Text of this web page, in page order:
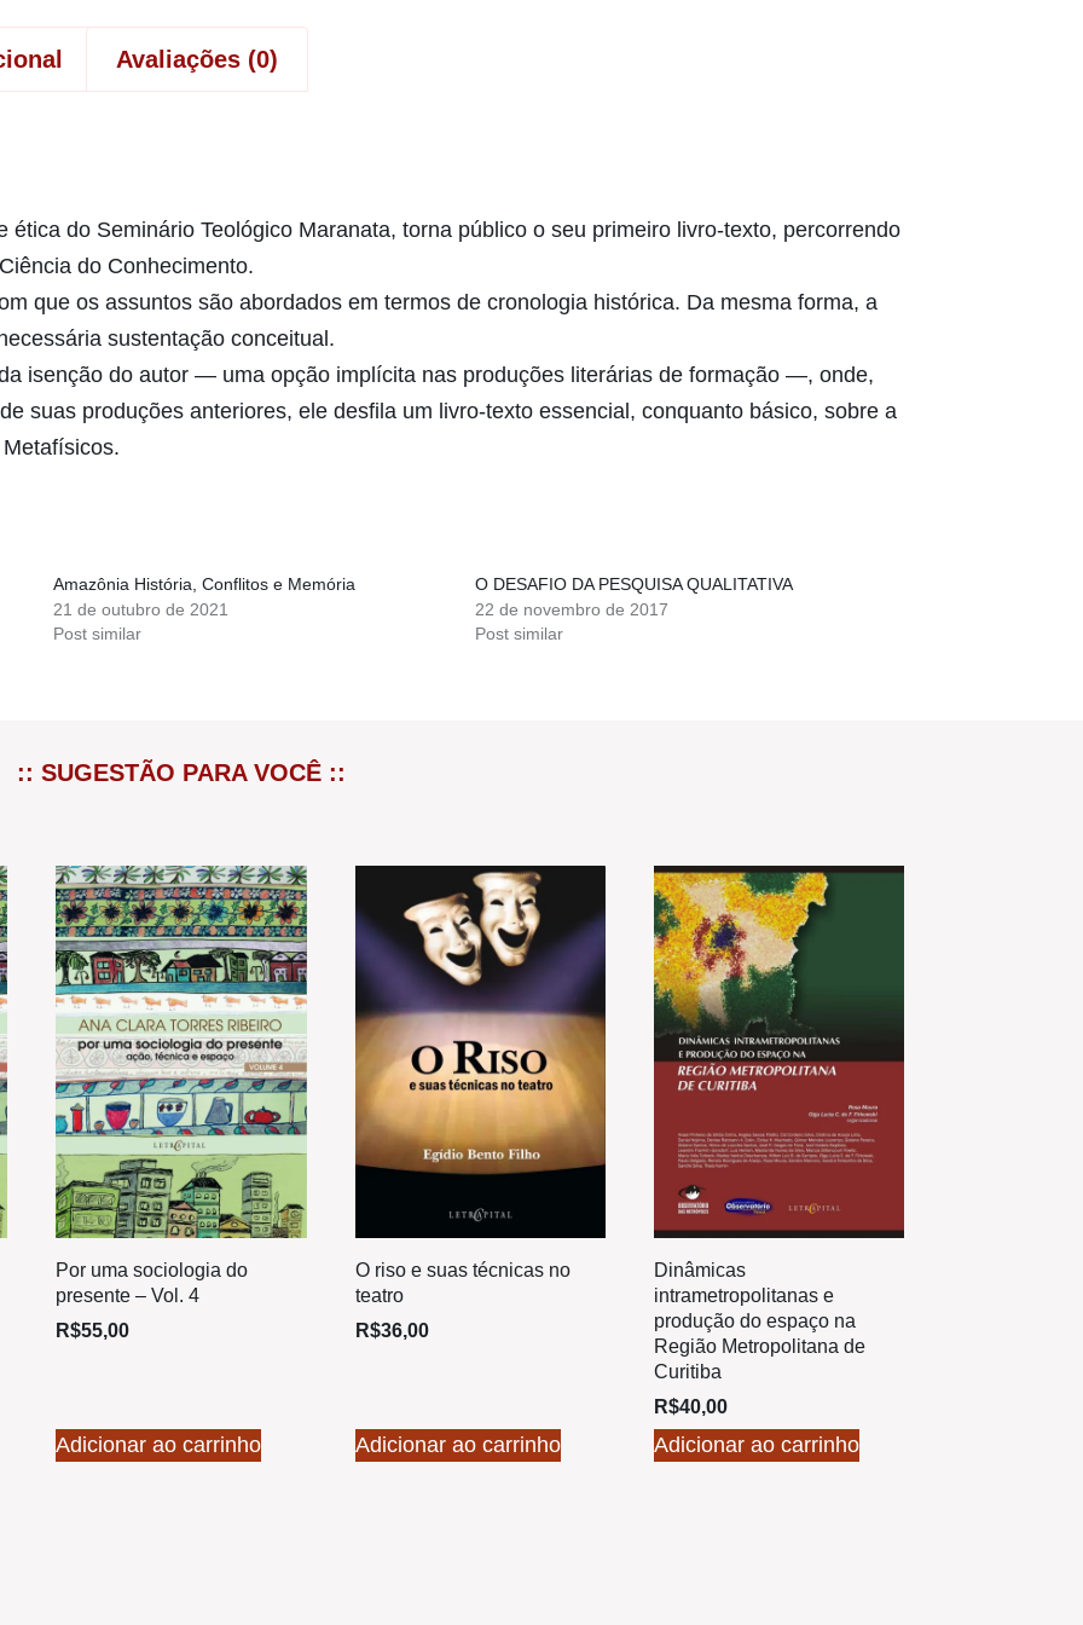
Avaliações (0)
ética do Seminário Teológico Maranata, torna público o seu primeiro livro-texto, percorrendo
do Conhecimento.
que os assuntos são abordados em termos de cronologia histórica. Da mesma forma, a
sustentação conceitual.
isenção do autor — uma opção implícita nas produções literárias de formação —, onde,
suas produções anteriores, ele desfila um livro-texto essencial, conquanto básico, sobre a
Amazônia História, Conflitos e Memória
21 de outubro de 2021
Post similar
O DESAFIO DA PESQUISA QUALITATIVA
22 de novembro de 2017
Post similar
:: SUGESTÃO PARA VOCÊ ::
Por uma sociologia do
presente – Vol. 4
R$55,00
Adicionar ao carrinho
O riso e suas técnicas no
teatro
R$36,00
Adicionar ao carrinho
Dinâmicas
intrametropolitanas e
produção do espaço na
Região Metropolitana de
Curitiba
R$40,00
Adicionar ao carrinho